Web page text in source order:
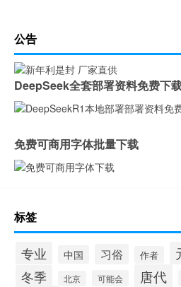
公告
DeepSeek全套部署资料免费下
免费可商用字体批量下载
标签
专业 中国 习俗 作者
冬季 北京 可能会 唐代